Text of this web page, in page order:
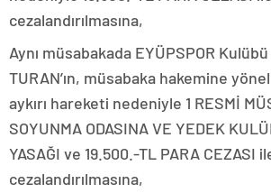
cezalandırılmasına,
Aynı müsabakada EYÜPSPOR
TURAN’ın, müsabaka hakemine
aykırı hareketi nedeniyle 1 RESMİ
SOYUNMA ODASINA VE YEDEK
YASAĞI ve 19.500.-TL PARA CEZASI
cezalandırılmasına,